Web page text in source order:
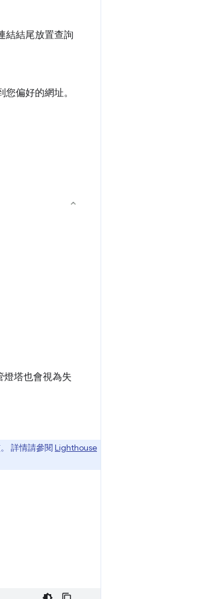
結結尾放置查詢
偏好的網址。
燈塔也會視為失
詳情請參閱 Lighthouse